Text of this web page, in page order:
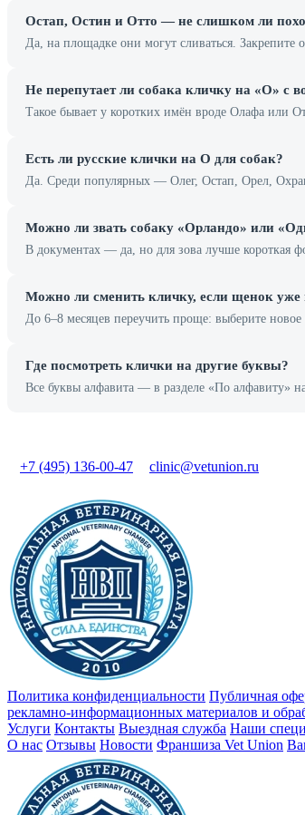
Остап, Остин и Отто — не слишком ли
Да, на площадке они могут сливаться.
Не перепутает ли собака кличку на «О» с
Такое бывает у коротких имён вроде Олафа или
Есть ли русские клички на О для собак?
Да. Среди популярных — Олег, Остап, Орел,
Можно ли звать собаку «Орландо» или
В документах — да, но для зова лучше короткая
Можно ли сменить кличку, если щенок уже
До 6–8 месяцев переучить проще: выберите
Где посмотреть клички на другие буквы?
Все буквы алфавита — в разделе «По алфавиту»
+7 (495) 136-00-47 clinic@vetunion.ru
Политика конфиденциальности Публичная
рекламно-информационных материалов и
Услуги Контакты Выездная служба Наши
О нас Отзывы Новости Франшиза Vet Union